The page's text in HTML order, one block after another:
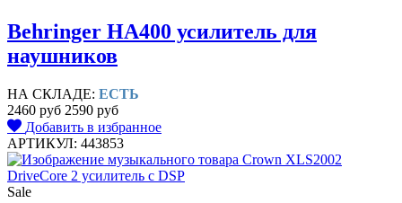
Behringer HA400 усилитель для
наушников
НА СКЛАДЕ: ЕСТЬ
2460 руб 2590 руб
Добавить в избранное
АРТИКУЛ: 443853
Sale